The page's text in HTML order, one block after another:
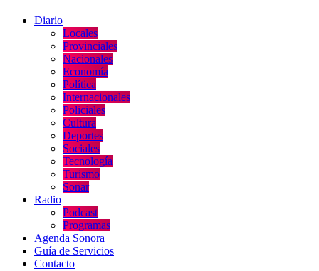
Diario
Locales
Provinciales
Nacionales
Economía
Política
Internacionales
Policiales
Cultura
Deportes
Sociales
Tecnología
Turismo
Sonar
Radio
Podcast
Programas
Agenda Sonora
Guía de Servicios
Contacto